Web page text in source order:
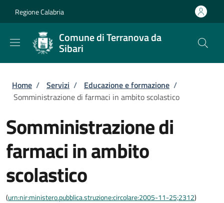
Regione Calabria
Comune di Terranova da
Sibari
Briciole di pane
Home / Servizi / Educazione e formazione /
Somministrazione di farmaci in ambito scolastico
Somministrazione di
farmaci in ambito
scolastico
(urn:nir:ministero.pubblica.struzione:circolare:2005-11-25;2312)